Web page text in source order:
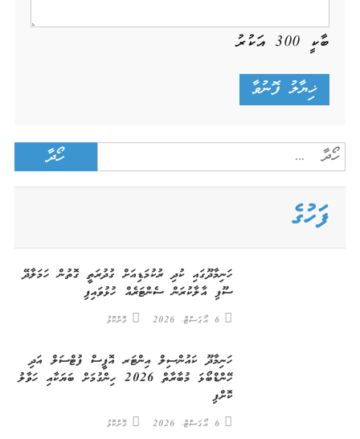
ބާކީ 300އަކުރު
Search
for:
ފަހުގެ
ހަނިމާދޫގައި ކުދި ރުކުމަޑިއަށް ގުދުރަތީ ގޮތުން ހަމަލާދޭ
ސޫފި އާލާކުރަން ސެންޓަރެއް ހުޅުވައިފި
6 އޯގަސްޓް، 2026 ގޮށްކޮޅު
ހަނިމާދޫ ކައުންސިލް އިންޓަރ އޮފީސް ފުޓްސަލް އަދި
ހޭންޑްބޯޅަ މުބާރާތް 2026 ހިންގުމަށް ބަޔަކާއި ހަވާލު
ކޮށްފި
6 އޯގަސްޓް، 2026 ގޮށްކޮޅު